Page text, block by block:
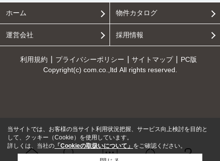
ホーム 物件カタログ
運営会社 採用情報
利用規約 プライバシーポリシー サイトマップ
PC版
Copyright(c) com.co.,ltd All rights reserved.
当サイトでは、お客様の当サイト利用状況把握、サービス向上検討を目的と
して、クッキー（Cookie）を使用しています。
詳しくは、当社の 「Cookieの取扱いについて」 をご確認ください。